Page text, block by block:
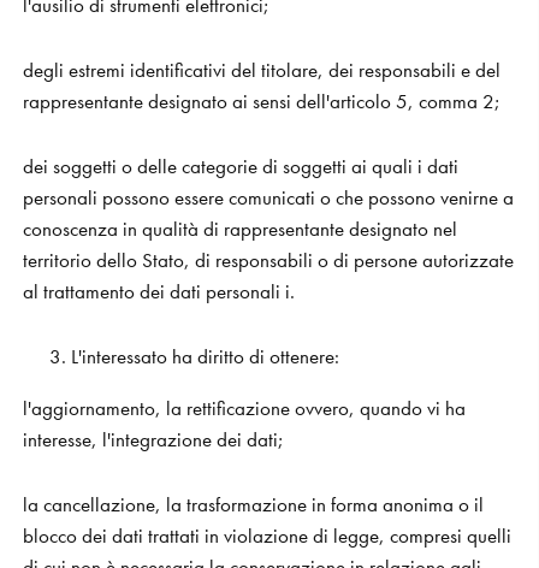
l'ausilio di strumenti elettronici;
degli estremi identificativi del titolare, dei responsabili e del
rappresentante designato ai sensi dell'articolo 5, comma 2;
dei soggetti o delle categorie di soggetti ai quali i dati
personali possono essere comunicati o che possono venirne a
conoscenza in qualità di rappresentante designato nel
territorio dello Stato, di responsabili o di persone autorizzate
al trattamento dei dati personali i.
L'interessato ha diritto di ottenere:
l'aggiornamento, la rettificazione ovvero, quando vi ha
interesse, l'integrazione dei dati;
la cancellazione, la trasformazione in forma anonima o il
blocco dei dati trattati in violazione di legge, compresi quelli